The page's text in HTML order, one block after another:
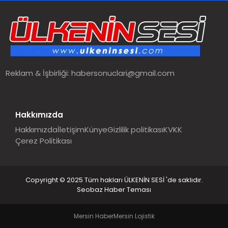
SPOR
TEKNOLOJI
YAŞAM
Reklam & İşbirliği:habersonuclari@gmail.com
Hakkımızda
HakkımızdaİletişimKünyeGizlilik politikasıKVKK
Çerez Politikası
Copyright © 2025 Tüm hakları ÜLKENİN SESİ 'de saklıdır.
Seobaz Haber Teması
Mersin HaberMersin Lojistik